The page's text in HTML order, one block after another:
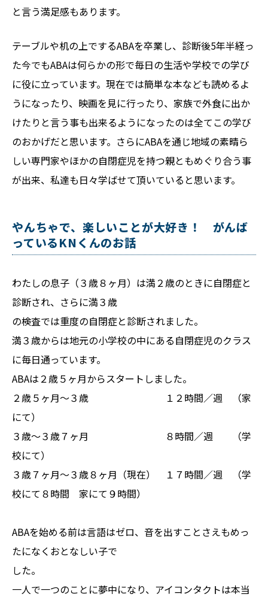
と言う満足感もあります。
テーブルや机の上でするABAを卒業し、診断後5年半経っ
た今でもABAは何らかの形で毎日の生活や学校での学び
に役に立っています。現在では簡単な本なども読めるよ
うになったり、映画を見に行ったり、家族で外食に出か
けたりと言う事も出来るようになったのは全てこの学び
のおかげだと思います。さらにABAを通じ地域の素晴ら
しい専門家やほかの自閉症児を持つ親ともめぐり合う事
が出来、私達も日々学ばせて頂いていると思います。
やんちゃで、楽しいことが大好き！ がんば
っているKNくんのお話
わたしの息子（３歳８ヶ月）は満２歳のときに自閉症と
診断され、さらに満３歳
の検査では重度の自閉症と診断されました。
満３歳からは地元の小学校の中にある自閉症児のクラス
に毎日通っています。
ABAは２歳５ヶ月からスタートしました。
２歳５ヶ月～３歳 １２時間／週 （家
にて）
３歳～３歳７ヶ月 ８時間／週 （学
校にて）
３歳７ヶ月～３歳８ヶ月（現在） １７時間／週 （学
校にて８時間 家にて９時間）
ABAを始める前は言語はゼロ、音を出すことさえもめっ
たになくおとなしい子で
した。
一人で一つのことに夢中になり、アイコンタクトは本当